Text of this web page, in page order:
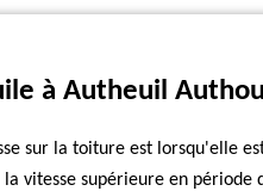
à Autheuil
sur la toiture est lorsqu'elle
vitesse supérieure en période